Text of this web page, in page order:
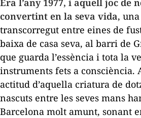
Era l’any 1977, i aquell joc de
convertint en la seva vida,
transcorregut entre eines de
baixa de casa seva, al barri de
que guarda l’essència i tota la
instruments fets a consciència.
actitud d’aquella criatura de
nascuts entre les seves mans
Barcelona molt amunt, sonant